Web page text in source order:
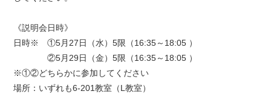
《説明会日時》
日時※ ①5月27日（水）5限（16:35～18:05 ）
②5月29日（金）5限（16:35～18:05 ）
※①②どちらかに参加してください
場所：いずれも6-201教室（L教室）